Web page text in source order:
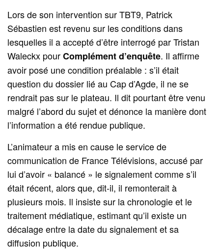
Lors de son intervention sur TBT9, Patrick
Sébastien est revenu sur les conditions dans
lesquelles il a accepté d’être interrogé par Tristan
Waleckx pourComplément d’enquête. Il affirme
avoir posé une condition préalable : s’il était
question du dossier lié au Cap d’Agde, il ne se
rendrait pas sur le plateau. Il dit pourtant être venu
malgré l’abord du sujet et dénonce la manière dont
l’information a été rendue publique.
L’animateur a mis en cause le service de
communication de France Télévisions, accusé par
lui d’avoir « balancé » le signalement comme s’il
était récent, alors que, dit-il, il remonterait à
plusieurs mois. Il insiste sur la chronologie et le
traitement médiatique, estimant qu’il existe un
décalage entre la date du signalement et sa
diffusion publique.